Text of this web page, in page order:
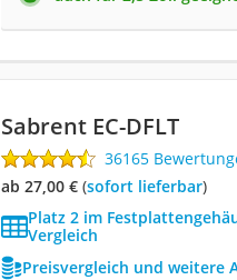
Sabrent ‎EC-DFLT
36165
ab 27,00 €( Sofort lieferbar)
Platz 2 im
Vergleich
Preisvergleich und weitere